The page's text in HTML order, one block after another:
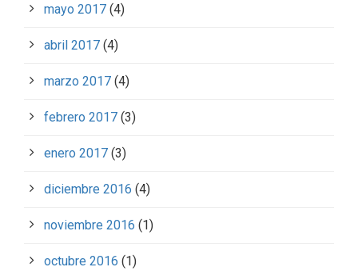
mayo 2017 (4)
abril 2017 (4)
marzo 2017 (4)
febrero 2017 (3)
enero 2017 (3)
diciembre 2016 (4)
noviembre 2016 (1)
octubre 2016 (1)